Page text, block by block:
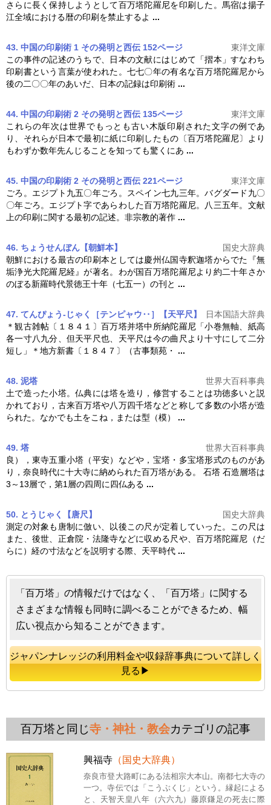
さらに長く保持しようとして百万塔陀羅尼を印刷した。馬宿は揚子
江全域における暦の印刷を禁止するよ ...
43. 中国の印刷術 1 その発明と西伝 152ページ
東洋文庫
この事件の記述のうちで、日本の文献にはじめて「摺本」すなわち
印刷書という言葉が使われた。七七〇年の有名な百万塔陀羅尼から
後の二〇〇年のあいだ、日本の記録は印刷術 ...
44. 中国の印刷術 2 その発明と西伝 135ページ
東洋文庫
これらの年次は世界でもっとも古い木版印刷された文字の例であ
り、それらが日本で最初に紙に印刷したもの〔百万塔陀羅尼〕より
もわずか数年先んじることを知っても驚くにあ ...
45. 中国の印刷術 2 その発明と西伝 221ページ
東洋文庫
ごろ。エジプト九五〇年ごろ。スペイン七九三年。バグダード九〇
〇年ごろ。エジプト字であらわした百万塔陀羅尼。八三五年。文献
上の印刷に関する最初の記述。非宗教的著作 ...
46. ちょうせんぼん【朝鮮本】
国史大辞典
朝鮮における最古の印刷本としては慶州仏国寺釈迦塔からでた『無
垢浄光大陀羅尼経』が著名。わが国百万塔陀羅尼より約二十年さか
のぼる新羅時代景徳王十年（七五一）の刊と ...
47. てんぴょう‐じゃく［テンピャウ‥］【天平尺】
日本国語大辞典
＊観古雑帖〔１８４１〕百万塔并塔中所納陀羅尼「小巻無軸、紙高
各一寸八九分、但天平尺也、天平尺は今の曲尺より十寸にして二分
短し」＊地方新書〔１８４７〕（古事類苑・ ...
48. 泥塔
世界大百科事典
土で造った小塔。仏典には塔を造り，修営することは功徳多いと説
かれており，古来百万塔や八万四千塔などと称して多数の小塔が造
られた。なかでも土をこね，または型（模） ...
49. 塔
世界大百科事典
良），東寺五重小塔（平安）などや，宝塔・多宝塔形式のものがあ
り，奈良時代に十大寺に納められた百万塔がある。 石塔 石造層塔は
3～13層で，第1層の四周に四仏ある ...
50. とうじゃく【唐尺】
国史大辞典
測定の対象も唐制に倣い、以後この尺が定着していった。この尺は
また、後世、正倉院・法隆寺などに収める尺や、百万塔陀羅尼（だ
らに）経の寸法などを説明する際、天平時代 ...
「百万塔」の情報だけではなく、「百万塔」に関する
さまざまな情報も同時に調べることができるため、幅
広い視点から知ることができます。
ジャパンナレッジの利用料金や収録辞事典について詳しく
見る▶
百万塔と同じ寺・神社・教会カテゴリの記事
興福寺 （国史大辞典）
奈良市登大路町にある法相宗大本山。南都七大寺の
一つ。寺伝では「こうぶくじ」という。縁起による
と、天智天皇八年（六六九）藤原鎌足の死去に際